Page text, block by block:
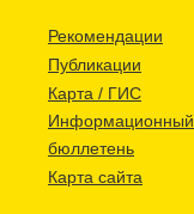
Рекомендации
Публикации
Карта / ГИС
Информационный
бюллетень
Карта сайта